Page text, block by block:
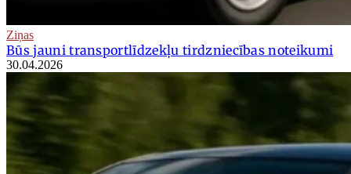
Ziņas
Būs jauni transportlīdzekļu tirdzniecības noteikumi
30.04.2026